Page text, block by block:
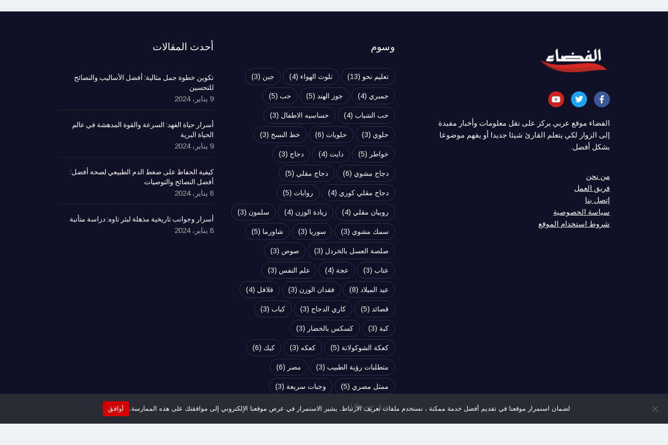
الفضاء موقع عربي يركز على نقل معلومات وأخبار مفيدة
إلى الزوار لكي يتعلم القارئ شيئا جديدا أو يفهم موضوعا
بشكل أفضل.
من نحن
فريق العمل
إتصل بنا
سياسة الخصوصية
شروط استخدام الموقع
وسوم
تعليم نحو (13) تلوث الهواء (4) جبن (3)
جمبري (4) جوز الهند (5) حب (5)
حب الشباب (4) حساسيه الاطفال (3)
حلوي (3) حلويات (6) خط النسخ (3)
خواطر (5) دايت (4) دجاج (3)
دجاج مشوي (6) دجاج مقلي (5)
دجاج مقلي كوري (4) روايات (5)
روبيان مقلي (4) زيادة الوزن (4) سلمون (3)
سمك مشوي (3) سوريا (3) شاورما (5)
صلصة العسل بالخردل (3) صوص (3)
عتاب (3) عجة (4) علم النفس (3)
عيد الميلاد (8) فقدان الوزن (3) فلافل (4)
قصائد (5) كاري الدجاج (3) كباب (3)
كبة (3) كسكس بالخضار (3)
كعكة الشوكولاتة (5) كعكه (3) كيك (6)
متطلبات رؤية الطبيب (3) مصر (6)
ممثل مصري (5) وجبات سريعة (3)
ورق عنب(4)
أحدث المقالات
تكوين خطوة جمل مثالية: أفضل الأساليب والنصائح
للتحسين
9 يناير، 2024
أسرار حياة الفهد: السرعة والقوة المدهشة في عالم
الحياة البرية
9 يناير، 2024
كيفية الحفاظ على ضغط الدم الطبيعي لصحة أفضل:
أفضل النصائح والتوصيات
8 يناير، 2024
أسرار وجوانب تاريخية مذهلة لبئر تاوه: دراسة متأنية
8 يناير، 2024
لضمان استمرار موقعنا في تقديم أفضل خدمة ممكنة ، نستخدم ملفات تعريف الارتباط. يشير الاستمرار في عرض موقعنا الإلكتروني إلى موافقتك على هذه الممارسة. أوافق